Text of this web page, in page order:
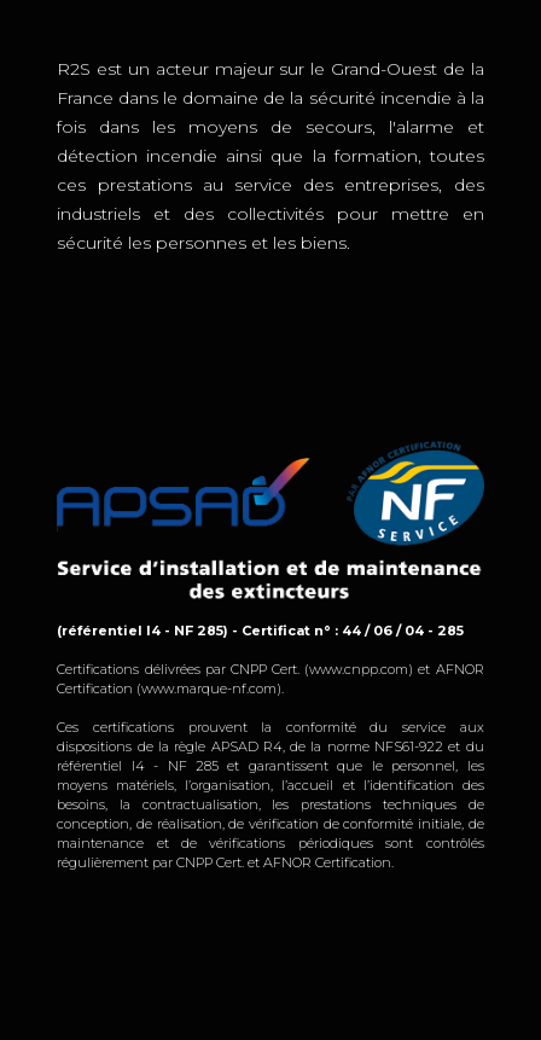
R2S est un acteur majeur sur le Grand-Ouest de la
France dans le domaine de la sécurité incendie à la
fois dans les moyens de secours, l'alarme et
détection incendie ainsi que la formation, toutes
ces prestations au service des entreprises, des
industriels et des collectivités pour mettre en
sécurité les personnes et les biens.
(référentiel I4 - NF 285) - Certificat n° : 44 / 06 / 04 - 285
Certifications délivrées par CNPP Cert. (www.cnpp.com) et AFNOR
Certification (www.marque-nf.com).
Ces certifications prouvent la conformité du service aux
dispositions de la règle APSAD R4, de la norme NFS61-922 et du
référentiel I4 - NF 285 et garantissent que le personnel, les
moyens matériels, l’organisation, l’accueil et l’identification des
besoins, la contractualisation, les prestations techniques de
conception, de réalisation, de vérification de conformité initiale, de
maintenance et de vérifications périodiques sont contrôlés
régulièrement par CNPP Cert. et AFNOR Certification.